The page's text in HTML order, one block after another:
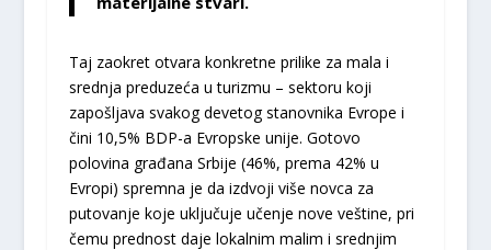
Taj zaokret otvara konkretne prilike za mala i
srednja preduzeća u turizmu – sektoru koji
zapošljava svakog devetog stanovnika Evrope i
čini 10,5% BDP-a Evropske unije. Gotovo
polovina građana Srbije (46%, prema 42% u
Evropi) spremna je da izdvoji više novca za
putovanje koje uključuje učenje nove veštine, pri
čemu prednost daje lokalnim malim i srednjim